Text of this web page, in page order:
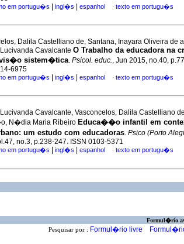
em portugu�s ingl�s espanhol · texto em portugu�s
Dalila Castelliano de, Santana, Inayara Oliveira de
Cavalcante O Trabalho da educadora na
sistem�tica. Psicol. educ., Jun 2015, no.40,
6975
em portugu�s ingl�s espanhol · texto em portugu�s
Cavalcante, Vasconcelos, Dalila Castelliano
N�dia Maria Ribeiro Educa��o infantil em
um estudo com educadoras. Psico (Porto
no.3, p.238-247. ISSN 0103-5371
em portugu�s ingl�s espanhol · texto em portugu�s
Formul�rio
Pesquisar por : Formul�rio livre